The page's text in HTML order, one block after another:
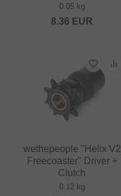
0.05 kg
8.36 EUR
wethepeople "Helix V2
Freecoaster" Driver +
Clutch
0.12 kg